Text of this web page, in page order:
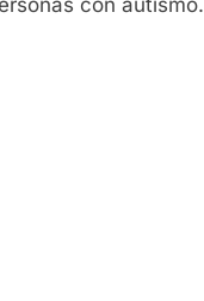
con autismo.